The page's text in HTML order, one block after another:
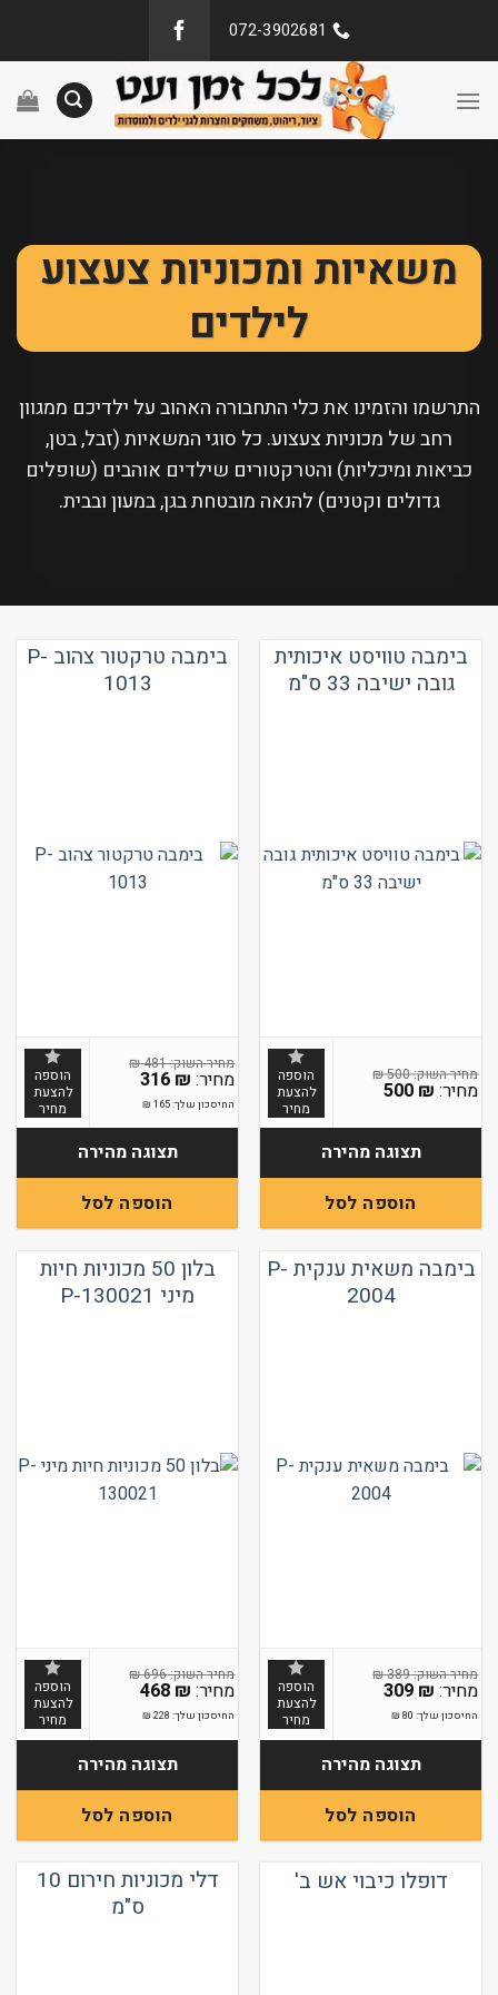
072-3902681
משאיות ומכוניות צעצוע
לילדים
התרשמו והזמינו את כלי התחבורה האהוב על ילדיכם ממגוון
רחב של מכוניות צעצוע. כל סוגי המשאיות (זבל, בטן,
כביאות ומיכליות) והטרקטורים שילדים אוהבים (שופלים
גדולים וקטנים) להנאה מובטחת בגן, במעון ובבית.
בימבה טוויסט איכותית
גובה ישיבה 33 ס"מ
500
₪
500₪
הוספה
להצעת
מחיר
תצוגה מהירה
הוספה לסל
בימבה טרקטור צהוב P-
1013
481
₪
316 ₪
החיסכון שלך:165
₪
הוספה
להצעת
מחיר
תצוגה מהירה
הוספה לסל
בימבה משאית ענקית P-
2004
389
₪
309 ₪
החיסכון שלך:80
₪
הוספה
להצעת
מחיר
תצוגה מהירה
הוספה לסל
בלון 50 מכוניות חיות
מיני P-130021
696
₪
468 ₪
החיסכון שלך:228
₪
הוספה
להצעת
מחיר
תצוגה מהירה
הוספה לסל
דופלו כיבוי אש ב'
דלי מכוניות חירום 10
ס"מ